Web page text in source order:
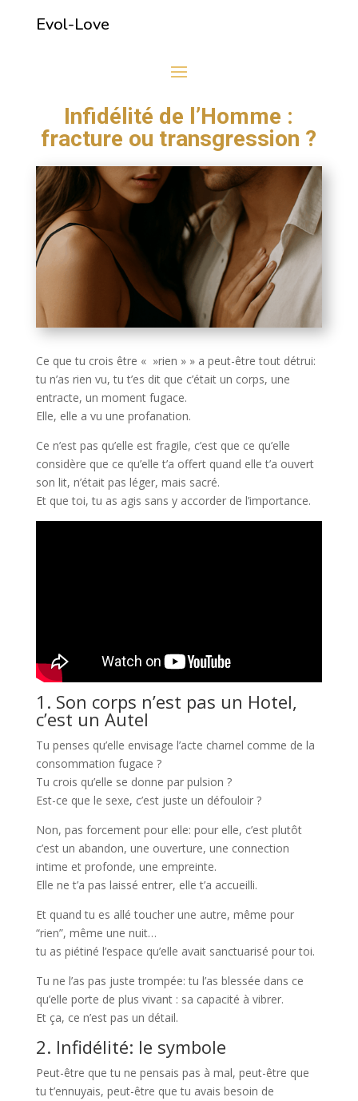
Evol-Love
Infidélité de l’Homme :
fracture ou transgression ?
Ce que tu crois être « »rien » » a peut-être tout détrui:
tu n’as rien vu, tu t’es dit que c’était un corps, une
entracte, un moment fugace.
Elle, elle a vu une profanation.
Ce n’est pas qu’elle est fragile, c’est que ce qu’elle
considère que ce qu’elle t’a offert quand elle t’a ouvert
son lit, n’était pas léger, mais sacré.
Et que toi, tu as agis sans y accorder de l’importance.
1. Son corps n’est pas un Hotel,
c’est un Autel
Tu penses qu’elle envisage l’acte charnel comme de la
consommation fugace ?
Tu crois qu’elle se donne par pulsion ?
Est-ce que le sexe, c’est juste un défouloir ?
Non, pas forcement pour elle: pour elle, c’est plutôt
c’est un abandon, une ouverture, une connection
intime et profonde, une empreinte.
Elle ne t’a pas laissé entrer, elle t’a accueilli.
Et quand tu es allé toucher une autre, même pour
“rien”, même une nuit…
tu as piétiné l’espace qu’elle avait sanctuarisé pour toi.
Tu ne l’as pas juste trompée: tu l’as blessée dans ce
qu’elle porte de plus vivant : sa capacité à vibrer.
Et ça, ce n’est pas un détail.
2. Infidélité: le symbole
Peut-être que tu ne pensais pas à mal, peut-être que
tu t’ennuyais, peut-être que tu avais besoin de